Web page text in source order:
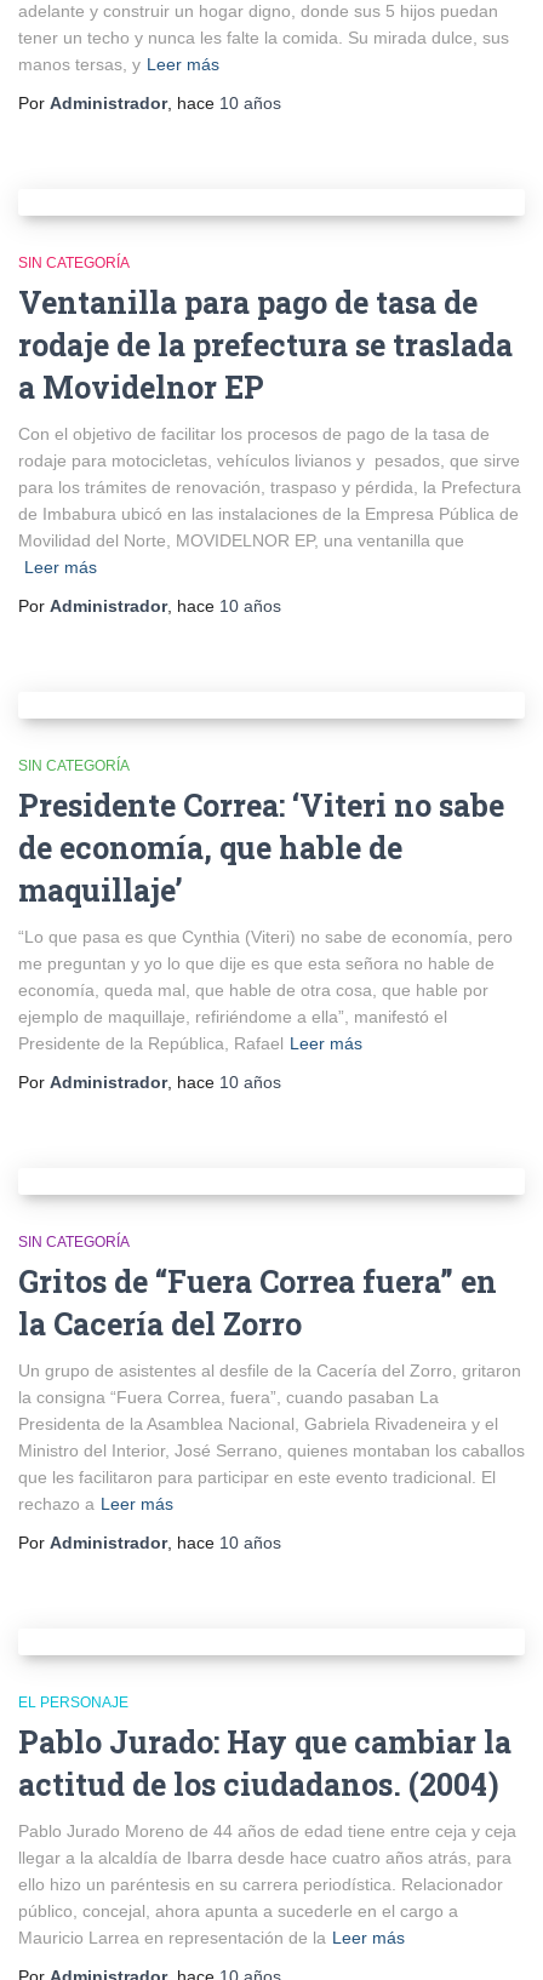
adelante y construir un hogar digno, donde sus 5 hijos puedan
tener un techo y nunca les falte la comida. Su mirada dulce, sus
manos tersas, y Leer más
Por Administrador, hace 10 años
SIN CATEGORÍA
Ventanilla para pago de tasa de
rodaje de la prefectura se traslada
a Movidelnor EP
Con el objetivo de facilitar los procesos de pago de la tasa de
rodaje para motocicletas, vehículos livianos y pesados, que sirve
para los trámites de renovación, traspaso y pérdida, la Prefectura
de Imbabura ubicó en las instalaciones de la Empresa Pública de
Movilidad del Norte, MOVIDELNOR EP, una ventanilla que
Leer más
Por Administrador, hace 10 años
SIN CATEGORÍA
Presidente Correa: ‘Viteri no sabe
de economía, que hable de
maquillaje’
“Lo que pasa es que Cynthia (Viteri) no sabe de economía, pero
me preguntan y yo lo que dije es que esta señora no hable de
economía, queda mal, que hable de otra cosa, que hable por
ejemplo de maquillaje, refiriéndome a ella”, manifestó el
Presidente de la República, Rafael Leer más
Por Administrador, hace 10 años
SIN CATEGORÍA
Gritos de “Fuera Correa fuera” en
la Cacería del Zorro
Un grupo de asistentes al desfile de la Cacería del Zorro, gritaron
la consigna “Fuera Correa, fuera”, cuando pasaban La
Presidenta de la Asamblea Nacional, Gabriela Rivadeneira y el
Ministro del Interior, José Serrano, quienes montaban los caballos
que les facilitaron para participar en este evento tradicional. El
rechazo a Leer más
Por Administrador, hace 10 años
EL PERSONAJE
Pablo Jurado: Hay que cambiar la
actitud de los ciudadanos. (2004)
Pablo Jurado Moreno de 44 años de edad tiene entre ceja y ceja
llegar a la alcaldía de Ibarra desde hace cuatro años atrás, para
ello hizo un paréntesis en su carrera periodística. Relacionador
público, concejal, ahora apunta a sucederle en el cargo a
Mauricio Larrea en representación de la Leer más